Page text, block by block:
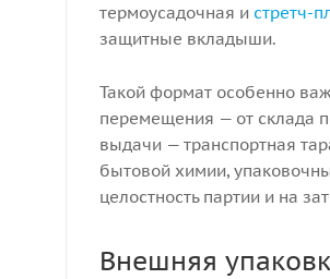
термоусадочная и стретч-
защитные вкладыши.
Такой формат особенно
перемещения — от склада
выдачи — транспортная
бытовой химии,
целостность партии и на
Внешняя